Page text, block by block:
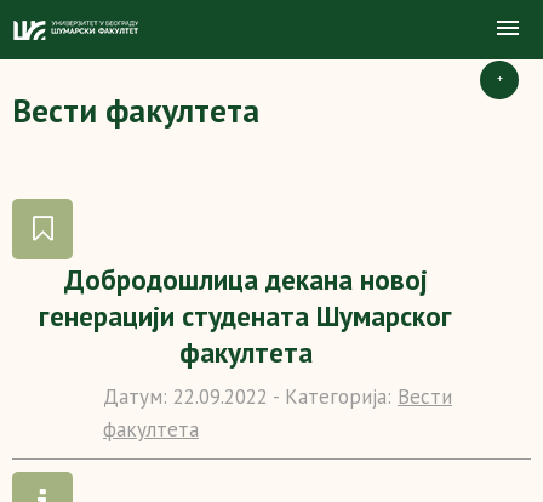
+
Вести факултета
Добродошлица декана новој
генерацији студената Шумарског
факултета
Датум: 22.09.2022 - Категорија: Вести
факултета